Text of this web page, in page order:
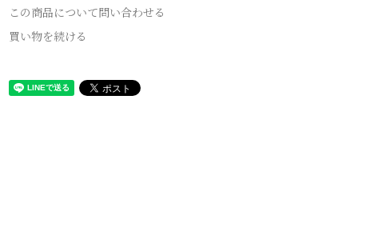
この商品について問い合わせる
買い物を続ける